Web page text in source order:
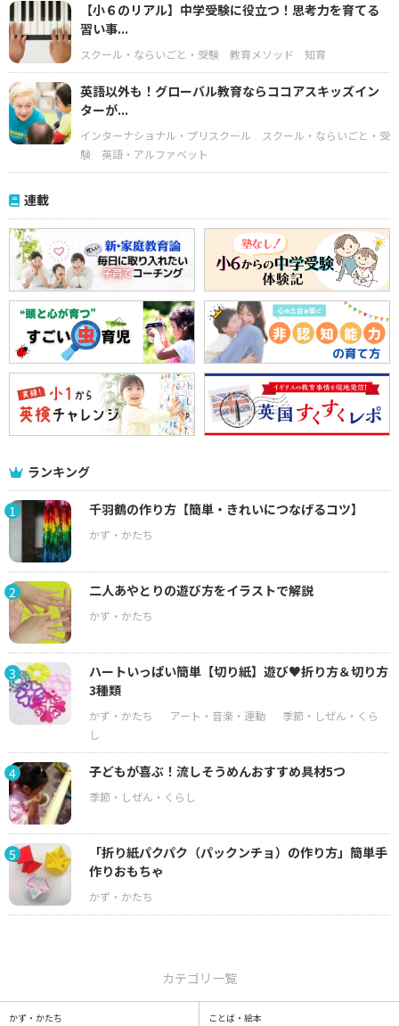
【小６のリアル】中学受験に役立つ！思考力を育てる
習い事...
スクール・ならいごと・受験 教育メソッド 知育
英語以外も！グローバル教育ならココアスキッズイン
ターが...
インターナショナル・プリスクール
スクール・ならいごと・受
験
英語・アルファベット
連載
ランキング
1 千羽鶴の作り方【簡単・きれいにつなげるコツ】
2 二人あやとりの遊び方をイラストで解説
3
ハートいっぱい簡単【切り紙】遊び♥折り方＆切り方
3種類
4 子どもが喜ぶ！流しそうめんおすすめ具材5つ
5
「折り紙パクパク（パックンチョ）の作り方」簡単手
作りおもちゃ
カテゴリ一覧
かず・かたち ことば・絵本